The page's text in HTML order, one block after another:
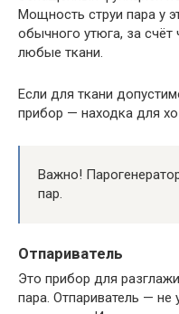
Мощность струи пара у
обычного утюга, за счёт
любые ткани.
Если для ткани
прибор — находка для
Важно!
пар.
Отпариватель
Это прибор для
пара. Отпариватель — не